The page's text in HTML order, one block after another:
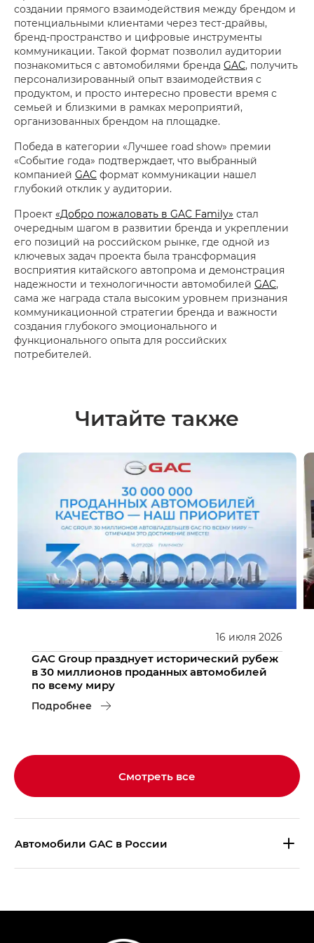
создании прямого взаимодействия между брендом и
потенциальными клиентами через тест-драйвы,
бренд-пространство и цифровые инструменты
коммуникации. Такой формат позволил аудитории
познакомиться с автомобилями бренда GAC, получить
персонализированный опыт взаимодействия с
продуктом, и просто интересно провести время с
семьей и близкими в рамках мероприятий,
организованных брендом на площадке.
Победа в категории «Лучшее road show» премии
«Событие года» подтверждает, что выбранный
компанией GAC формат коммуникации нашел
глубокий отклик у аудитории.
Проект «Добро пожаловать в GAC Family» стал
очередным шагом в развитии бренда и укреплении
его позиций на российском рынке, где одной из
ключевых задач проекта была трансформация
восприятия китайского автопрома и демонстрация
надежности и технологичности автомобилей GAC,
сама же награда стала высоким уровнем признания
коммуникационной стратегии бренда и важности
создания глубокого эмоционального и
функционального опыта для российских
потребителей.
Читайте также
16 июля 2026
GAC Group празднует исторический рубеж
в 30 миллионов проданных автомобилей
по всему миру
Подробнее
Смотреть все
Aвтомобили GAC в России
Эс Икс ПРЕМИУМ — SX PREMIUM
S7 — Эс 7 (S7) в комплектациях